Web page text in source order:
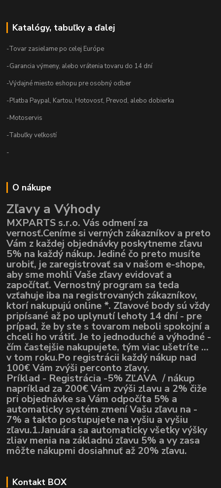
Katalógy, tabuľky a ďalej
-Tovar zasielame po celej Európe
-Garancia výmeny, alebo vrátenia tovaru do 14 dní
-Výdajné miesto eshopu pre osobný odber
-Platba Paypal, Kartou, Hotovosť, Prevod, alebo dobierka
-Motoservis
-Tabuľky veľkostí
-
O nákupe
Zľavy a Výhody
MXPARTS s.r.o. Vás odmení za
vernosť.Ceníme si verných zákazníkov a preto
Vám z každej objednávky poskytneme zľavu
5% na každý nákup. Jediné čo preto musíte
urobiť, je zaregistrovať sa v našom e-shope,
aby sme mohli Vaše zľavy evidovať a
započítať. Vernostný program sa teda
vzťahuje iba na registrovaných zákazníkov,
ktorí nakupujú online *. Zľavové body sú vždy
pripísané až po uplynutí lehoty 14 dní - pre
prípad, že by ste s tovarom neboli spokojní a
chceli ho vrátiť. Je to jednoduché a výhodné -
čím častejšie nakupujete, tým viac ušetríte ...
v tom roku.Po registrácii každý nákup nad
100€ Vám zvýši perconto zľavy.
Príklad - Registrácia -5% ZĽAVA / nákup
napríklad za 200€ Vám zvýši zlavu a 2% čiže
pri objednávke sa Vám odpočíta 5% a
automaticky systém zmení Vašu zľavu na -
7% a takto postupujete na vyšiu a vyšiu
zľavu.1.Januára sa automaticky všetky výšky
zliav menia na základnú zľavu 5% a vy zasa
môžte nákupmi dosiahnuť až 20% zľavu.
Kontakt BOX